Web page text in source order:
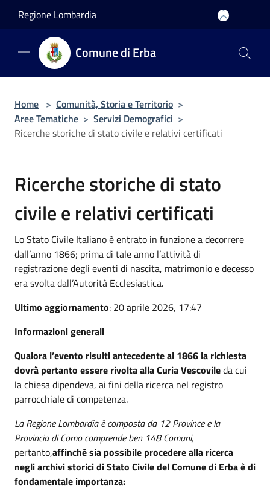
Regione Lombardia
Comune di Erba
Home > Comunità, Storia e Territorio >
Aree Tematiche > Servizi Demografici >
Ricerche storiche di stato civile e relativi certificati
Ricerche storiche di stato
civile e relativi certificati
Lo Stato Civile Italiano è entrato in funzione a decorrere
dall’anno 1866; prima di tale anno l’attività di
registrazione degli eventi di nascita, matrimonio e decesso
era svolta dall’Autorità Ecclesiastica.
Ultimo aggiornamento: 20 aprile 2026, 17:47
Informazioni generali
Qualora l’evento risulti antecedente al 1866 la richiesta
dovrà pertanto essere rivolta alla Curia Vescovileda cui
la chiesa dipendeva, ai fini della ricerca nel registro
parrocchiale di competenza.
La Regione Lombardia è composta da 12 Province e la
Provincia di Como comprende ben 148 Comuni,
pertanto,affinché sia possibile procedere alla ricerca
negli archivi storici di Stato Civile del Comune di Erba è di
fondamentale importanza: